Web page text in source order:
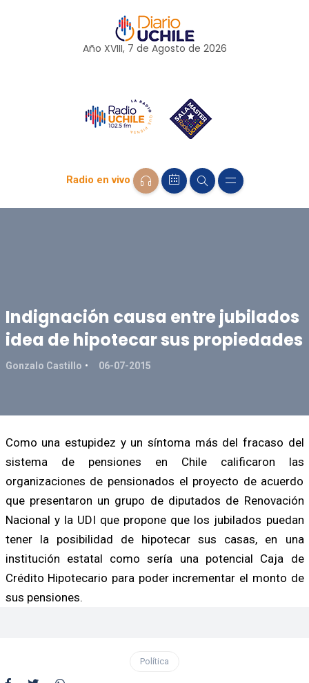
Año XVIII, 7 de Agosto de 2026
Radio en vivo
Indignación causa entre jubilados
idea de hipotecar sus propiedades
Gonzalo Castillo 06-07-2015
Como una estupidez y un síntoma más del fracaso del
sistema de pensiones en Chile calificaron las
organizaciones de pensionados el proyecto de acuerdo
que presentaron un grupo de diputados de Renovación
Nacional y la UDI que propone que los jubilados puedan
tener la posibilidad de hipotecar sus casas, en una
institución estatal como sería una potencial Caja de
Crédito Hipotecario para poder incrementar el monto de
sus pensiones.
Política